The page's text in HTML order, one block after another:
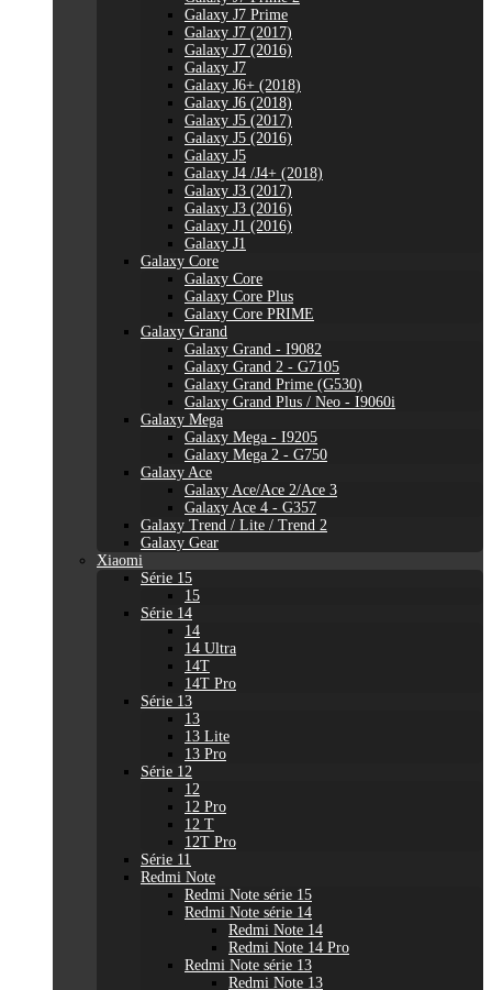
Galaxy J7 Prime
Galaxy J7 (2017)
Galaxy J7 (2016)
Galaxy J7
Galaxy J6+ (2018)
Galaxy J6 (2018)
Galaxy J5 (2017)
Galaxy J5 (2016)
Galaxy J5
Galaxy J4 /J4+ (2018)
Galaxy J3 (2017)
Galaxy J3 (2016)
Galaxy J1 (2016)
Galaxy J1
Galaxy Core
Galaxy Core
Galaxy Core Plus
Galaxy Core PRIME
Galaxy Grand
Galaxy Grand - I9082
Galaxy Grand 2 - G7105
Galaxy Grand Prime (G530)
Galaxy Grand Plus / Neo - I9060i
Galaxy Mega
Galaxy Mega - I9205
Galaxy Mega 2 - G750
Galaxy Ace
Galaxy Ace/Ace 2/Ace 3
Galaxy Ace 4 - G357
Galaxy Trend / Lite / Trend 2
Galaxy Gear
Xiaomi
Série 15
15
Série 14
14
14 Ultra
14T
14T Pro
Série 13
13
13 Lite
13 Pro
Série 12
12
12 Pro
12 T
12T Pro
Série 11
Redmi Note
Redmi Note série 15
Redmi Note série 14
Redmi Note 14
Redmi Note 14 Pro
Redmi Note série 13
Redmi Note 13